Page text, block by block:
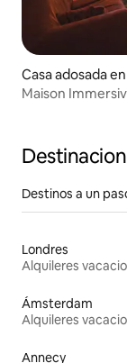
Casa adosada
Maison
Destinos a un
Londres
Alquileres
Ámsterdam
Alquileres
Annecy